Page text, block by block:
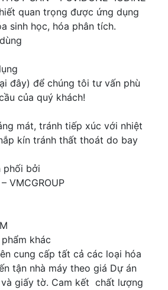
quan trọng được ứng dụng
sinh học, hóa phân tích.
đây) để chúng tôi tư vấn phù
của quý khách!
mát, tránh tiếp xúc với nhiệt
kín tránh thất thoát do bay
phối bởi
VMCGROUP
khác
cung cấp tất cả các loại hóa
tận nhà máy theo giá Dự án
giấy tờ. Cam kết chất lượng